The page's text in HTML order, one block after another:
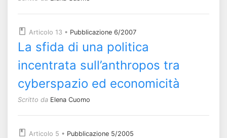
Articolo 13 • Pubblicazione 6/2007
La sfida di una politica
incentrata sull’anthropos tra
cyberspazio ed economicità
Scritto da Elena Cuomo
Articolo 5 • Pubblicazione 5/2005